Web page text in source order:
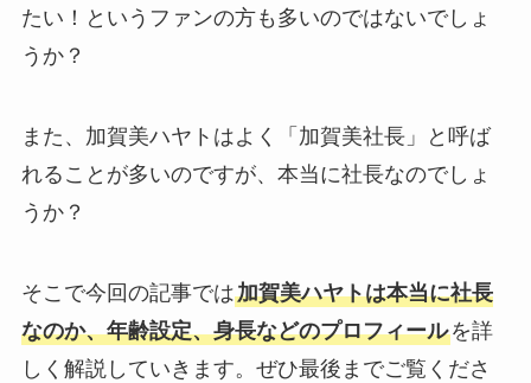
たい！というファンの方も多いのではないでしょ
うか？
また、加賀美ハヤトはよく「加賀美社長」と呼ば
れることが多いのですが、本当に社長なのでしょ
うか？
そこで今回の記事では加賀美ハヤトは本当に社長
なのか、年齢設定、身長などのプロフィールを詳
しく解説していきます。ぜひ最後までご覧くださ